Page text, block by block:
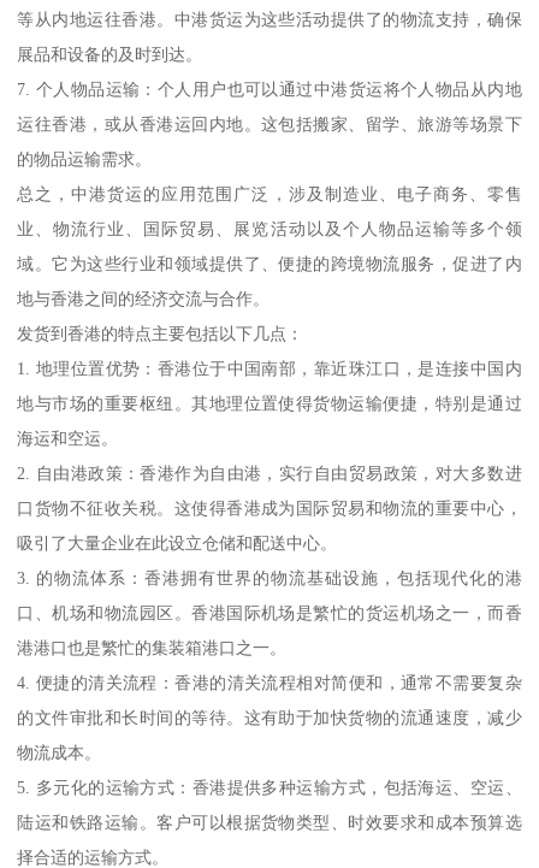
等从内地运往香港。中港货运为这些活动提供了的物流支持，确保
展品和设备的及时到达。
7. 个人物品运输：个人用户也可以通过中港货运将个人物品从内地
运往香港，或从香港运回内地。这包括搬家、留学、旅游等场景下
的物品运输需求。
总之，中港货运的应用范围广泛，涉及制造业、电子商务、零售
业、物流行业、国际贸易、展览活动以及个人物品运输等多个领
域。它为这些行业和领域提供了、便捷的跨境物流服务，促进了内
地与香港之间的经济交流与合作。
发货到香港的特点主要包括以下几点：
1. 地理位置优势：香港位于中国南部，靠近珠江口，是连接中国内
地与市场的重要枢纽。其地理位置使得货物运输便捷，特别是通过
海运和空运。
2. 自由港政策：香港作为自由港，实行自由贸易政策，对大多数进
口货物不征收关税。这使得香港成为国际贸易和物流的重要中心，
吸引了大量企业在此设立仓储和配送中心。
3. 的物流体系：香港拥有世界的物流基础设施，包括现代化的港
口、机场和物流园区。香港国际机场是繁忙的货运机场之一，而香
港港口也是繁忙的集装箱港口之一。
4. 便捷的清关流程：香港的清关流程相对简便和，通常不需要复杂
的文件审批和长时间的等待。这有助于加快货物的流通速度，减少
物流成本。
5. 多元化的运输方式：香港提供多种运输方式，包括海运、空运、
陆运和铁路运输。客户可以根据货物类型、时效要求和成本预算选
择合适的运输方式。